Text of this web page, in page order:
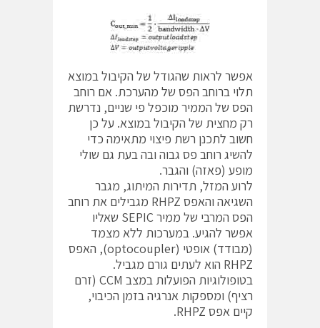
אפשר לראות שהגודל של הקיבול במוצא
תלוי ברוחב הפס של מהערכת. אם רוחב
הפס של הממיר מוכפל פי שניים, נדרשת
רק מחצית של הקיבול במוצא. על כן
חשוב לתכנן רשת פיצוי מתאימה כדי
להשיג רוחב פס גבוה ובה בעת גם שולי
מופע (פאזה) והגבר.
לרוע המזל, תדירות המיתוג, מגבר
השגיאה והאפס RHPZ מגבילים את רוחב
הפס המרבי של ממיר SEPIC שאליו
אפשר להגיע. במערכות ללא מצמד
(מבודד) אופטי (optocoupler), האפס
RHPZ הוא לעתים גורם מגביל.
בטופולוגיות הפועלות במצב CCM (זרם
רציף) ומספקות אנרגיה בזמן הכיבוי,
קיים אפס RHPZ.